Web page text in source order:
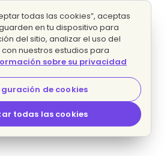
todas las cookies”, aceptas
en tu dispositivo para
del sitio, analizar el uso del
nuestros estudios para
sobre su privacidad
de cookies
todas las cookies